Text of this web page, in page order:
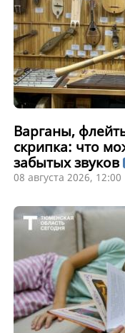
Варганы,
скрипка: что
забытых звуков
08 августа 2026, 12:00